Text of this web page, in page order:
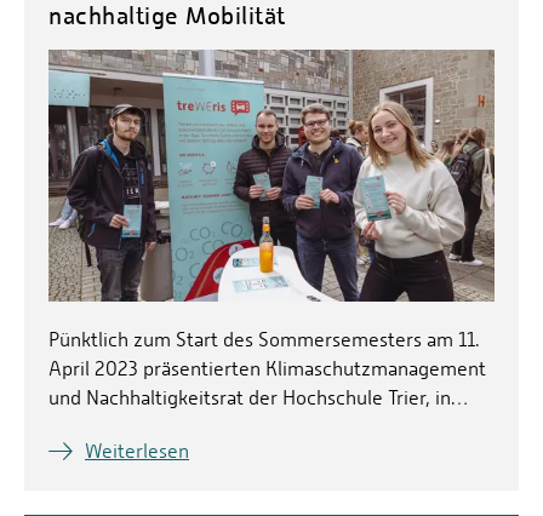
nachhaltige Mobilität
Pünktlich zum Start des Sommersemesters am 11.
April 2023 präsentierten Klimaschutzmanagement
und Nachhaltigkeitsrat der Hochschule Trier, in…
Weiterlesen